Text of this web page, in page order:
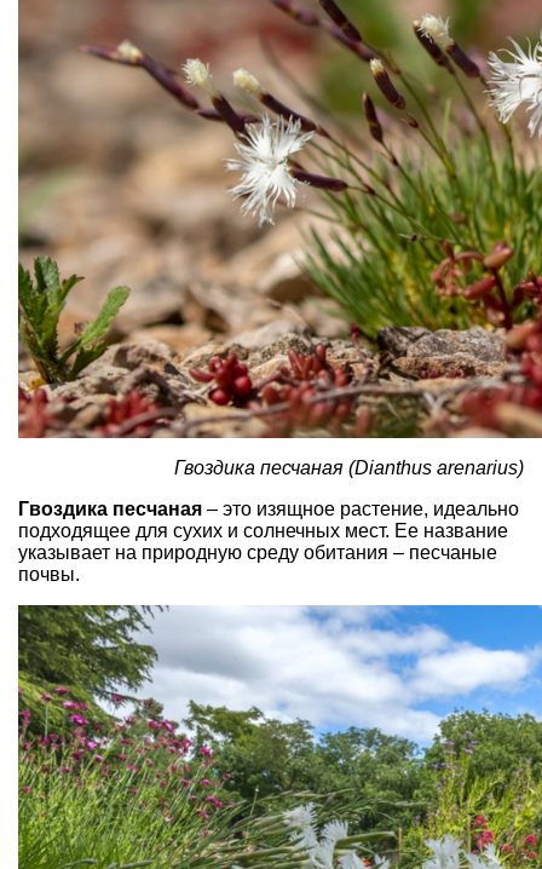
Гвоздика песчаная (Dianthus arenarius)
Гвоздика песчаная – это изящное растение, идеально
подходящее для сухих и солнечных мест. Ее название
указывает на природную среду обитания – песчаные
почвы.